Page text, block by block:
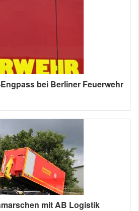
bei Berliner Feuerwehr
mit AB Logistik